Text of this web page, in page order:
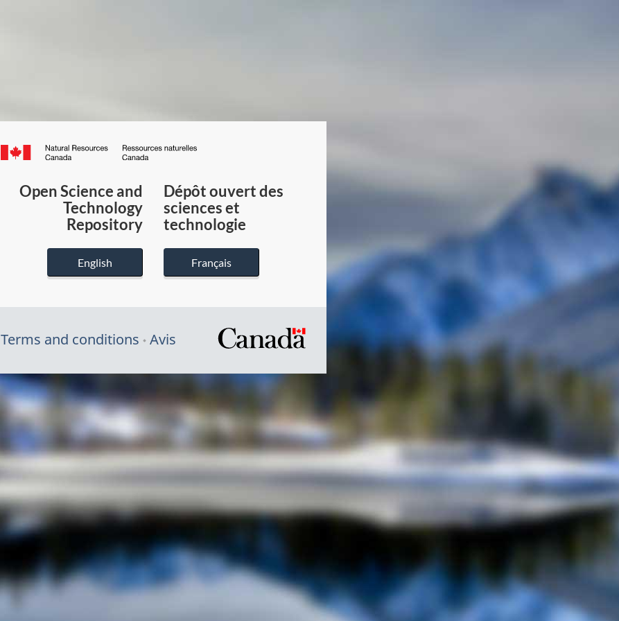
Canada.ca
du
Canada
Open Science and
Technology
Repository
English
Dépôt ouvert des
sciences et
technologie
Français
Terms and conditions Avis
/
gouvernement
du
Canada